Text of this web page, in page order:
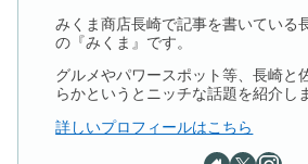
みくま商店長崎で記事を書いている
の『みくま』です。
グルメやパワースポット等、長崎と
らかというとニッチな話題を紹介し
詳しいプロフィールはこちら